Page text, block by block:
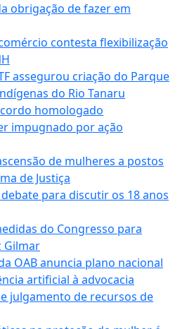
obrigação de fazer em
contesta flexibilização
assegurou criação do Parque
do Rio Tanaru
homologado
impugnado por ação
de mulheres a postos
de Justiça
para discutir os 18 anos
do Congresso para
Gilmar
OAB anuncia plano nacional
artificial à advocacia
julgamento de recursos de